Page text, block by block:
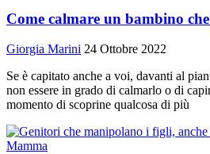
Come calmare un bambino
Giorgia Marini 24 Ottobre 2022
Se è capitato anche a voi, davanti al
non essere in grado di calmarlo o di
momento di scoprine qualcosa di più
Mamma